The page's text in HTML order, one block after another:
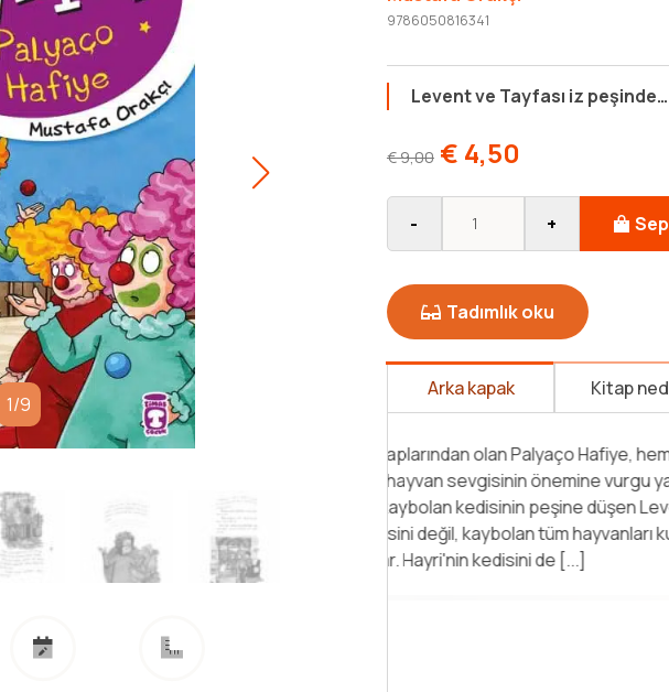
1/9
9786050816341
Levent ve Tayfası iz
€9,00 € 4,50
- +
Tadımlık oku
Arka kapak Kitap
"Levent’in en yakın
görünmemektedir. Ne
evine gidince kedisinin kayıp
öğrenir. Kediyi bulmak için her
esrarengiz bir durum vardır.